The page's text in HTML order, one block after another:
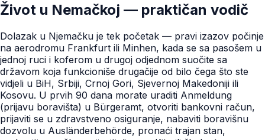
Život u Nemačkoj — praktičan vodič
Dolazak u Njemačku je tek početak — pravi izazov počinje
na aerodromu Frankfurt ili Minhen, kada se sa pasošem u
jednoj ruci i koferom u drugoj odjednom suočite sa
državom koja funkcioniše drugačije od bilo čega što ste
vidjeli u BiH, Srbiji, Crnoj Gori, Sjevernoj Makedoniji ili
Kosovu. U prvih 90 dana morate uraditi Anmeldung
(prijavu boravišta) u Bürgeramt, otvoriti bankovni račun,
prijaviti se u zdravstveno osiguranje, nabaviti boravišnu
dozvolu u Ausländerbehörde, pronaći trajan stan,